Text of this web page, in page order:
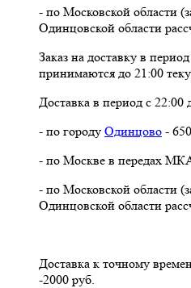
- по Московской области
Одинцовской области
Заказ на доставку в
принимаются до 21:00
Доставка в период с 22:00
- по городу Одинцово -
- по Москве в передах
- по Московской области
Одинцовской области
Доставка к точному
-2000 руб.